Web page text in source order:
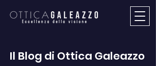
Il Blog di Ottica Galeazzo